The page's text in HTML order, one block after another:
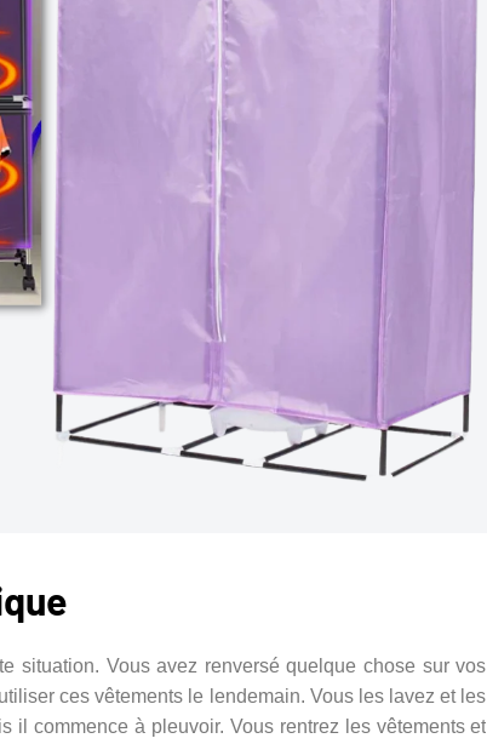
situation. Vous avez renversé quelque chose sur vos
ces vêtements le lendemain. Vous les lavez et les
il commence à pleuvoir. Vous rentrez les vêtements et